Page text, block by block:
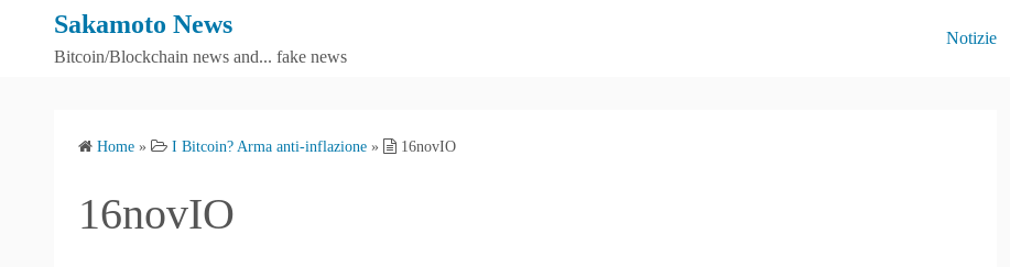
Sakamoto News
Bitcoin/Blockchain news and... fake news
Notizie
Home » I Bitcoin? Arma anti-inflazione » 16novIO
16novIO